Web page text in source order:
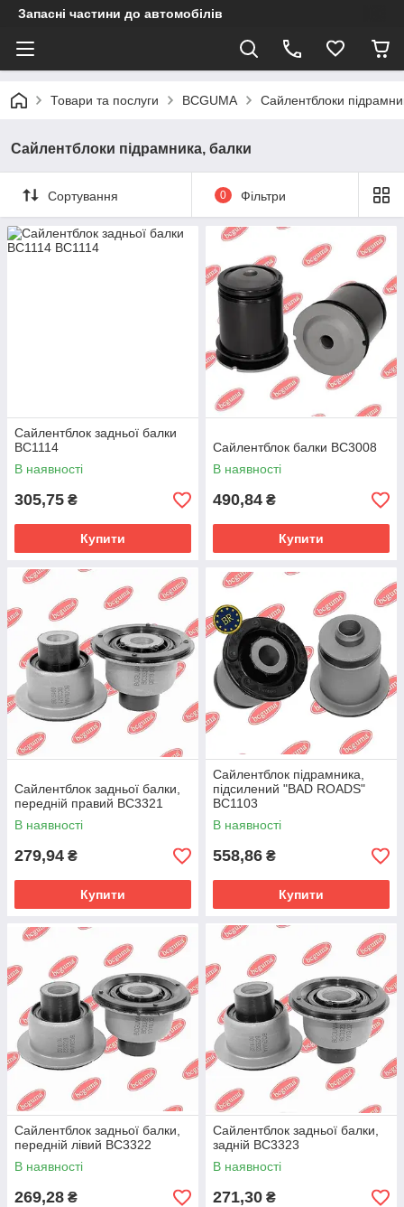
Запасні частини до автомобілів
Товари та послуги BCGUMA Сайлентблоки
Сайлентблоки підрамника, балки
Сортування 0 Фільтри
Сайлентблок задньої балки
BC1114
В наявності
305,75 ₴
Купити
Сайлентблок балки BC3008
В наявності
490,84 ₴
Купити
Сайлентблок задньої балки,
передній правий BC3321
В наявності
279,94 ₴
Купити
Сайлентблок підрамника,
підсилений "BAD ROADS"
BC1103
В наявності
558,86 ₴
Купити
Сайлентблок задньої балки,
передній лівий BC3322
В наявності
269,28 ₴
Сайлентблок задньої балки,
задній BC3323
В наявності
271,30 ₴